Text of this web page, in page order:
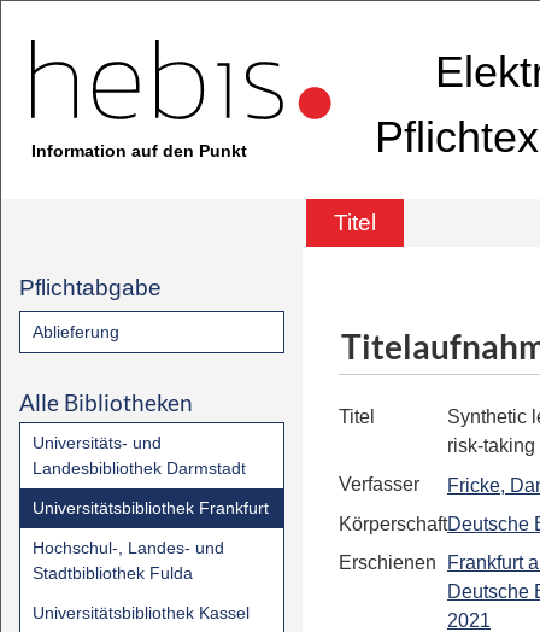
Information auf den Punkt
Titel
Pflichtabgabe
Ablieferung
Alle Bibliotheken
Universitäts- und
Landesbibliothek Darmstadt
Universitätsbibliothek Frankfurt
Hochschul-, Landes- und
Stadtbibliothek Fulda
Universitätsbibliothek Kassel
Titel
Synthetic
risk-taking
Verfasser
Fricke,
KörperschaftDeutsche
Erschienen
Frankfurt
Deutsche
2021